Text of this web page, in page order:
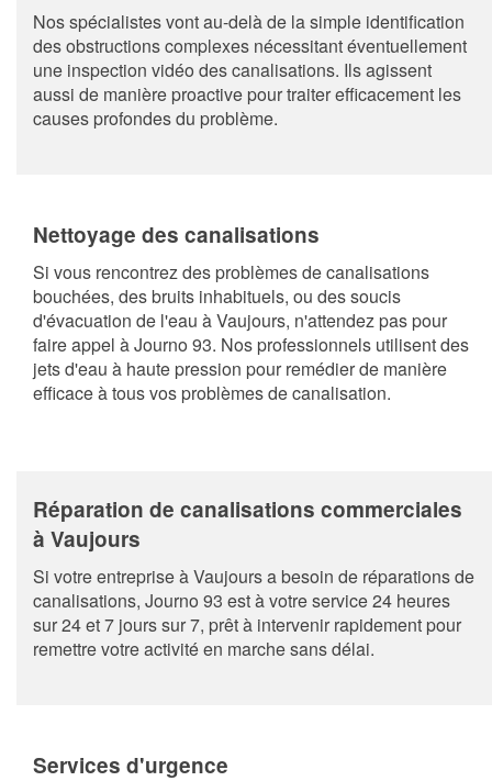
Nos spécialistes vont au-delà de la simple identification
des obstructions complexes nécessitant éventuellement
une inspection vidéo des canalisations. Ils agissent
aussi de manière proactive pour traiter efficacement les
causes profondes du problème.
Nettoyage des canalisations
Si vous rencontrez des problèmes de canalisations
bouchées, des bruits inhabituels, ou des soucis
d'évacuation de l'eau à Vaujours, n'attendez pas pour
faire appel à Journo 93. Nos professionnels utilisent des
jets d'eau à haute pression pour remédier de manière
efficace à tous vos problèmes de canalisation.
Réparation de canalisations commerciales
à Vaujours
Si votre entreprise à Vaujours a besoin de réparations de
canalisations, Journo 93 est à votre service 24 heures
sur 24 et 7 jours sur 7, prêt à intervenir rapidement pour
remettre votre activité en marche sans délai.
Services d'urgence